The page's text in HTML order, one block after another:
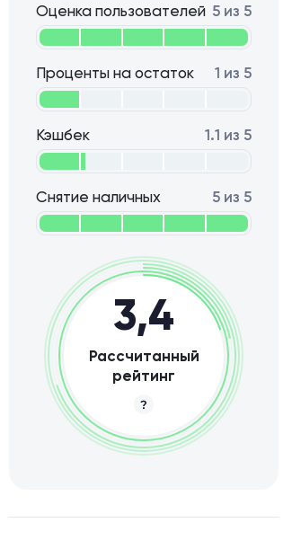
Проценты на остаток 1 из 5
Кэшбек 1.1 из 5
Снятие наличных 5 из 5
Оценка пользователей 5 из 5
3,4
Рассчитанный
рейтинг